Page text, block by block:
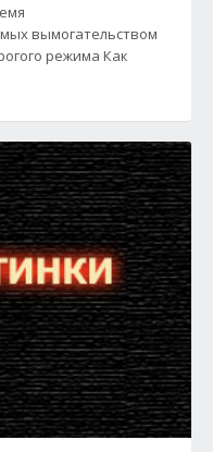
вымогательством
режима Как